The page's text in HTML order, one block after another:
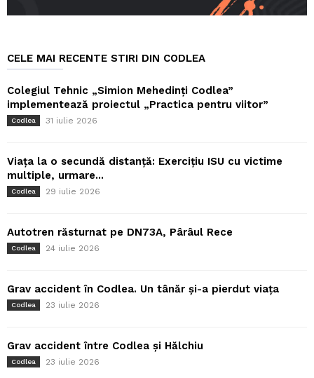
CELE MAI RECENTE STIRI DIN CODLEA
Colegiul Tehnic „Simion Mehedinți Codlea”
implementează proiectul „Practica pentru viitor”
Codlea 31 iulie 2026
Viața la o secundă distanță: Exercițiu ISU cu victime
multiple, urmare...
Codlea 29 iulie 2026
Autotren răsturnat pe DN73A, Pârâul Rece
Codlea 24 iulie 2026
Grav accident în Codlea. Un tânăr și-a pierdut viața
Codlea 23 iulie 2026
Grav accident între Codlea și Hălchiu
Codlea 23 iulie 2026